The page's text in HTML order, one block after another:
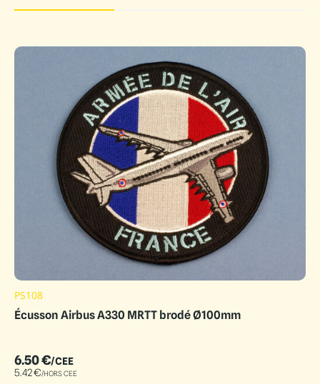
PS108
Écusson Airbus A330 MRTT brodé Ø100mm
6.50€/CEE
5.42€/HORS CEE